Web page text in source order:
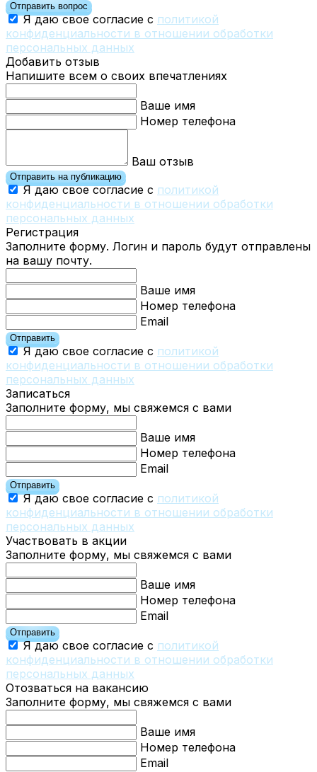
Отправить вопрос
Я даю свое согласие с политикой
конфиденциальности в отношении обработки
персональных данных
Добавить отзыв
Напишите всем о своих впечатлениях
Ваше имя
Номер телефона
Ваш отзыв
Отправить на публикацию
Я даю свое согласие с политикой
конфиденциальности в отношении обработки
персональных данных
Регистрация
Заполните форму. Логин и пароль будут отправлены
на вашу почту.
Ваше имя
Номер телефона
Email
Отправить
Я даю свое согласие с политикой
конфиденциальности в отношении обработки
персональных данных
Записаться
Заполните форму, мы свяжемся с вами
Ваше имя
Номер телефона
Email
Отправить
Я даю свое согласие с политикой
конфиденциальности в отношении обработки
персональных данных
Участвовать в акции
Заполните форму, мы свяжемся с вами
Ваше имя
Номер телефона
Email
Отправить
Я даю свое согласие с политикой
конфиденциальности в отношении обработки
персональных данных
Отозваться на вакансию
Заполните форму, мы свяжемся с вами
Ваше имя
Номер телефона
Email